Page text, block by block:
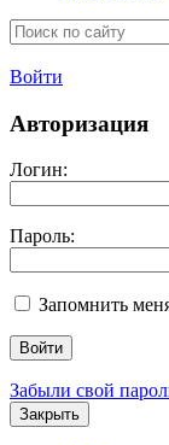
Войти
Авторизация
Логин:
Пароль:
Запомнить
Забыли свой
Закрыть